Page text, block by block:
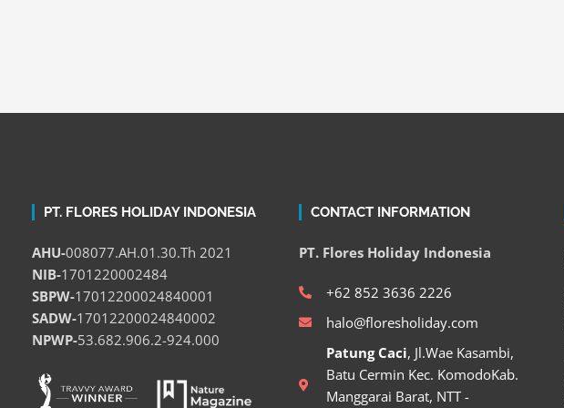
PT. FLORES HOLIDAY INDONESIA
AHU-008077.AH.01.30.Th 2021
NIB-1701220002484
SBPW-17012200024840001
SADW-17012200024840002
NPWP-53.682.906.2-924.000
CONTACT INFORMATION
PT. Flores Holiday Indonesia
+62 852 3636 2226
halo@floresholiday.com
Patung Caci, Jl.Wae Kasambi,
Batu Cermin Kec. KomodoKab.
Manggarai Barat, NTT -